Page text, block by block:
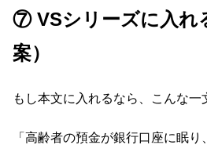
⑦ VSシリーズに入れ
案）
もし本文に入れるなら、こんな一
「高齢者の預金が銀行口座に眠